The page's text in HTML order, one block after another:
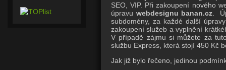
SEO, VIP. Při zakoupení nového
úpravu webdesignu banan.cz .
subdomény, za každé další
zakoupení služeb a vyplnění
V případě zájmu si můžete za
službu Express, která stojí 450 Kč
Jak již bylo řečeno, jedinou